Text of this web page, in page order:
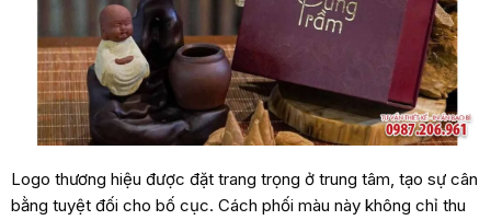
Logo thương hiệu được đặt trang trọng ở trung tâm, tạo sự cân
bằng tuyệt đối cho bố cục. Cách phối màu này không chỉ thu